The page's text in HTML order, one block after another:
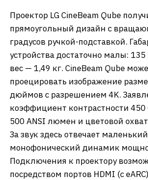
Проектор LG CineBeam Qube
прямоугольный дизайн с
градусов ручкой-подставкой.
устройства достаточно малы:
вес — 1,49 кг. CineBeam Qube
проецировать изображение
дюймов с разрешением 4K.
коэффициент контрастности 450
500 ANSI люмен и цветовой
За звук здесь отвечает маленький
монофонический динамик
Подключения к проектору
посредством портов HDMI (с